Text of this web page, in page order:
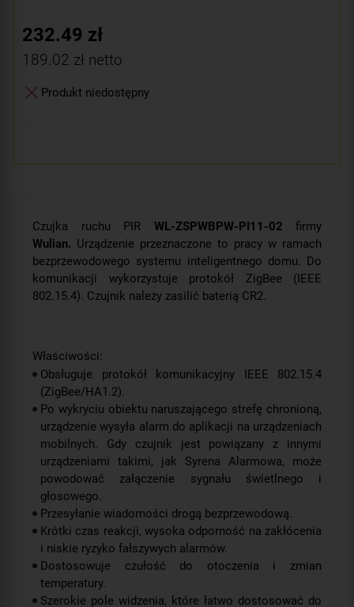
232.49 zł
189.02 zł netto
Produkt niedostępny
Czujka ruchu PIR WL-ZSPWBPW-PI11-02 firmy
Wulian. Urządzenie przeznaczone to pracy w ramach
bezprzewodowego systemu inteligentnego domu. Do
komunikacji wykorzystuje protokół ZigBee (IEEE
802.15.4). Czujnik należy zasilić baterią CR2.
Właściwości:
Obsługuje protokół komunikacyjny IEEE 802.15.4
(ZigBee/HA1.2).
Po wykryciu obiektu naruszającego strefę chronioną,
urządzenie wysyła alarm do aplikacji na urządzeniach
mobilnych. Gdy czujnik jest powiązany z innymi
urządzeniami takimi, jak Syrena Alarmowa, może
powodować załączenie sygnału świetlnego i
głosowego.
Przesyłanie wiadomości drogą bezprzewodową.
Krótki czas reakcji, wysoka odporność na zakłócenia
i niskie ryzyko fałszywych alarmów.
Dostosowuje czułość do otoczenia i zmian
temperatury.
Szerokie pole widzenia, które łatwo dostosować do